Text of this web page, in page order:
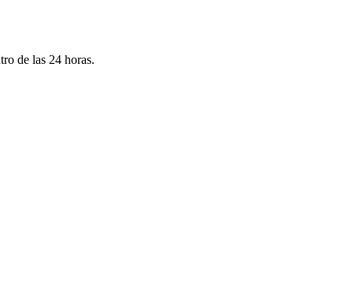
de las 24 horas.